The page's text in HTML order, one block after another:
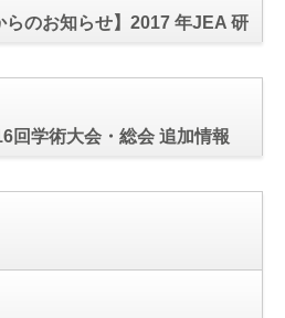
らのお知らせ】2017 年JEA 研
回学術大会・総会 追加情報